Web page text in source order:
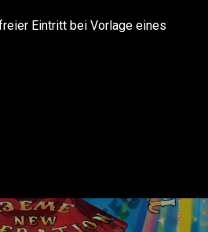
Eintritt bei Vorlage eines